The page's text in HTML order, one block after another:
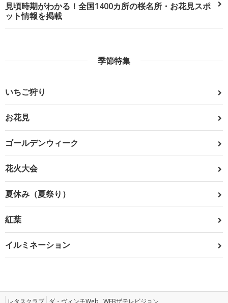
見頃時期がわかる！全国1400カ所の桜名所・お花見スポ
ット情報を掲載
季節特集
いちご狩り
お花見
ゴールデンウィーク
花火大会
夏休み（夏祭り）
紅葉
イルミネーション
レタスクラブ ダ・ヴィンチWeb WEBザテレビジョン